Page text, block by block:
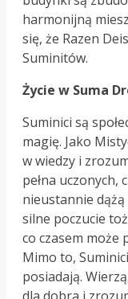
harmonijną
się, że Razen
Suminitów.
Życie w Suma
Suminici są
magię. Jako
w wiedzy i
pełna
nieustannie dążą
silne poczucie
co czasem może
Mimo to,
posiadają.